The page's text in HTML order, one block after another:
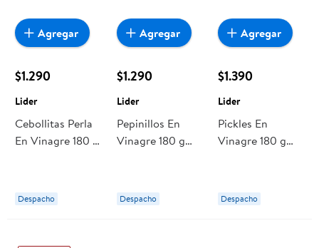
$1.290
Lider
Cebollitas Perla
En Vinagre 180 g
Despacho
Agregar
$1.290
Lider
Pepinillos En
Vinagre 180 g
Despacho
Agregar
$1.390
Lider
Pickles En
Vinagre 180 g
Despacho
Agregar